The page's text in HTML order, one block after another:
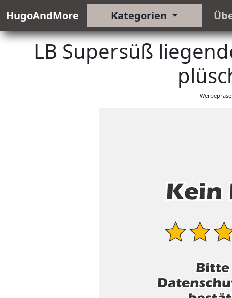
HugoAndMore Kategorien
LB Supersüß